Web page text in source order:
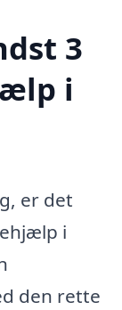
3
i
er det
i
den rette